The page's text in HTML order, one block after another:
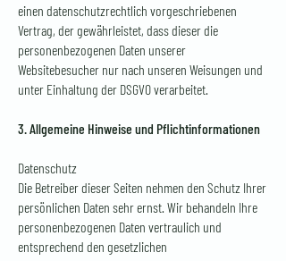
einen datenschutzrechtlich vorgeschriebenen
Vertrag, der gewährleistet, dass dieser die
personenbezogenen Daten unserer
Websitebesucher nur nach unseren Weisungen und
unter Einhaltung der DSGVO verarbeitet.
3. Allgemeine Hinweise und Pflichtinformationen
Datenschutz
Die Betreiber dieser Seiten nehmen den Schutz Ihrer
persönlichen Daten sehr ernst. Wir behandeln Ihre
personenbezogenen Daten vertraulich und
entsprechend den gesetzlichen